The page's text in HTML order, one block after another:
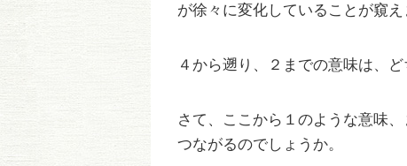
が徐々に変化していることが窺え
４から遡り、２までの意味は、
さて、ここから１のような意味
つながるのでしょうか。